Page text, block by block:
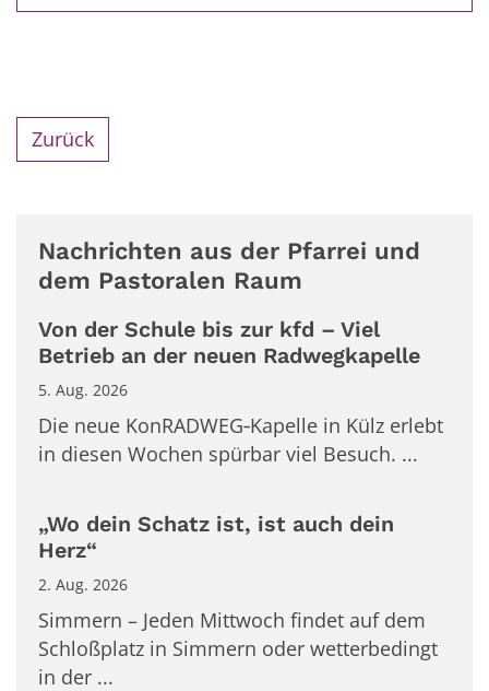
Zurück
Nachrichten aus der Pfarrei und
dem Pastoralen Raum
Von der Schule bis zur kfd – Viel
Betrieb an der neuen Radwegkapelle
5. Aug. 2026
Die neue KonRADWEG‑Kapelle in Külz erlebt
in diesen Wochen spürbar viel Besuch. ...
„Wo dein Schatz ist, ist auch dein
Herz“
2. Aug. 2026
Simmern – Jeden Mittwoch findet auf dem
Schloßplatz in Simmern oder wetterbedingt
in der ...